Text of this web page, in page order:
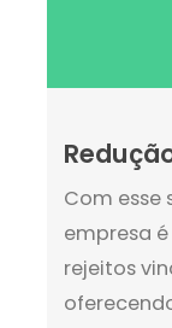
Com esse
empresa
rejeitos